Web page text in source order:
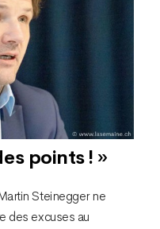
points ! »
Steinegger ne
des excuses au